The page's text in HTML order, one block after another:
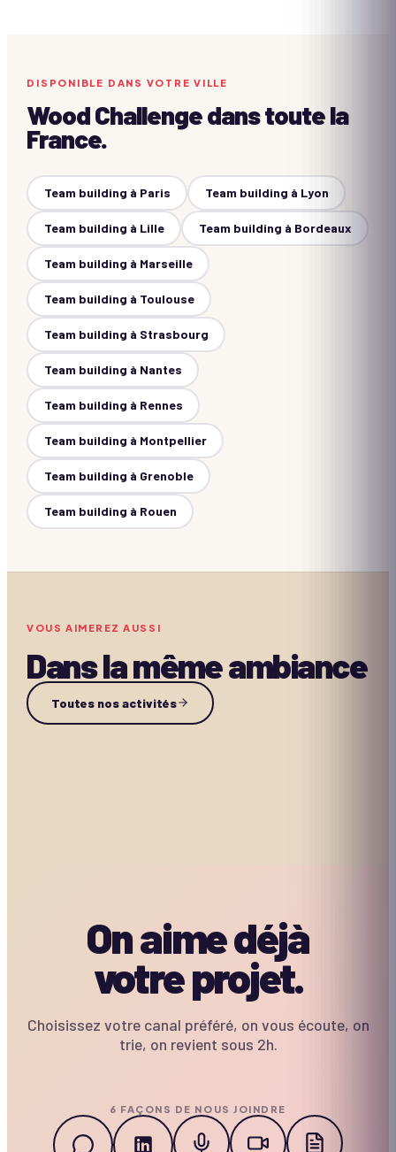
DISPONIBLE DANS VOTRE VILLE
Wood Challengedans toute la
France.
Team building à Paris Team building à Lyon
Team building à Lille Team building à Bordeaux
Team building à Marseille
Team building à Toulouse
Team building à Strasbourg
Team building à Nantes
Team building à Rennes
Team building à Montpellier
Team building à Grenoble
Team building à Rouen
VOUS AIMEREZ AUSSI
Dans la même ambiance
Toutes nos activités
Casino gourmand
Game Court thématisé
On aime déjà
votre projet.
Choisissez votre canal préféré, on vous écoute, on
trie, on revient sous 2h.
6 FAÇONS DE NOUS JOINDRE